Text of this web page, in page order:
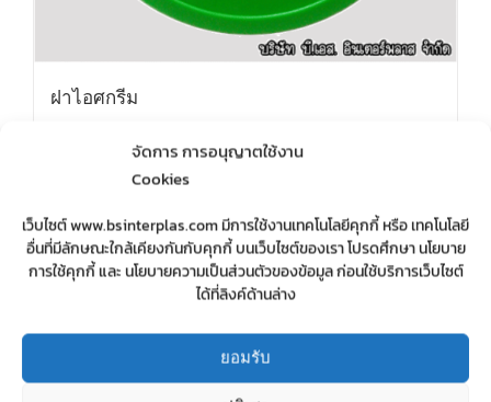
จัดการ การอนุญาตใช้งาน
Cookies
เว็บไซต์ www.bsinterplas.com มีการใช้งานเทคโนโลยีคุกกี้ หรือ เทคโนโลยี
อื่นที่มีลักษณะใกล้เคียงกันกับคุกกี้ บนเว็บไซต์ของเรา โปรดศึกษา นโยบาย
การใช้คุกกี้ และ นโยบายความเป็นส่วนตัวของข้อมูล ก่อนใช้บริการเว็บไซต์
ได้ที่ลิงค์ด้านล่าง
ยอมรับ
ฝาไอศกรีม
รับฉีดพลาสติก รับทำแม่พิมพ์ บริษัท บี.เอส.อินเตอร์ พลาส จำกัด